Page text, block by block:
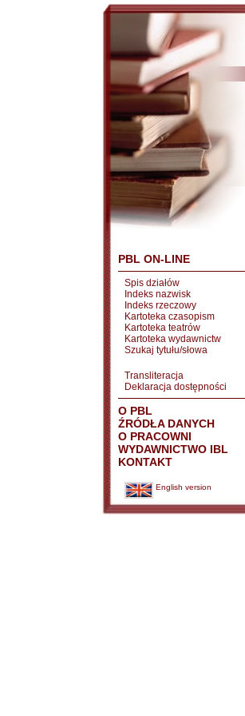
PBL ON-LINE
Spis działów
Indeks nazwisk
Indeks rzeczowy
Kartoteka czasopism
Kartoteka teatrów
Kartoteka wydawnictw
Szukaj tytułu/słowa
Transliteracja
Deklaracja dostępności
O PBL
ŹRÓDŁA DANYCH
O PRACOWNI
WYDAWNICTWO IBL
KONTAKT
English version